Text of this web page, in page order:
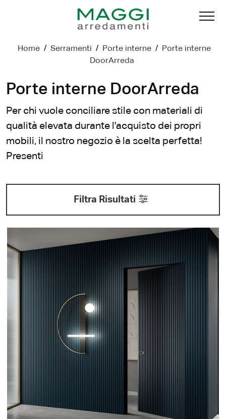
Home / Serramenti / Porte interne / Porte interne
DoorArreda
Porte interne DoorArreda
Per chi vuole conciliare stile con materiali di
qualità elevata durante l'acquisto dei propri
mobili, il nostro negozio è la scelta perfetta!
Presenti
Filtra Risultati